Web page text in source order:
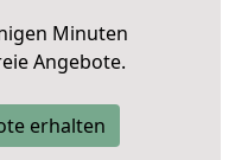
Minuten
Angebote.
erhalten